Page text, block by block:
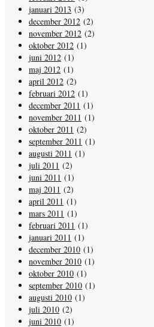
januari 2013 (3)
december 2012 (2)
november 2012 (2)
oktober 2012 (1)
juni 2012 (1)
maj 2012 (1)
april 2012 (2)
februari 2012 (1)
december 2011 (1)
november 2011 (1)
oktober 2011 (2)
september 2011 (1)
augusti 2011 (1)
juli 2011 (2)
juni 2011 (1)
maj 2011 (2)
april 2011 (1)
mars 2011 (1)
februari 2011 (1)
januari 2011 (1)
december 2010 (1)
november 2010 (1)
oktober 2010 (1)
september 2010 (1)
augusti 2010 (1)
juli 2010 (2)
juni 2010 (1)